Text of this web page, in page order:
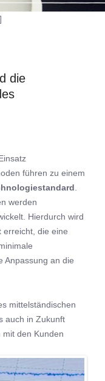
die
führen zu einem
werden
Hierdurch wird
erreicht, die eine
Anpassung an die
mittelständischen
auch in Zukunft
den Kunden